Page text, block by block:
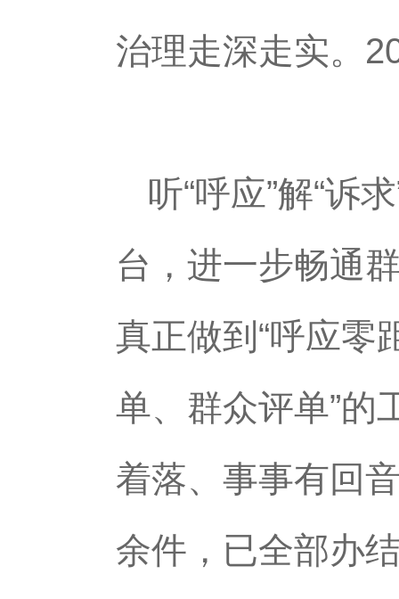
治理走深走实。
听“呼应”解“诉
台，进一步畅通
真正做到“呼应零
单、群众评单”的
着落、事事有回
余件，已全部办